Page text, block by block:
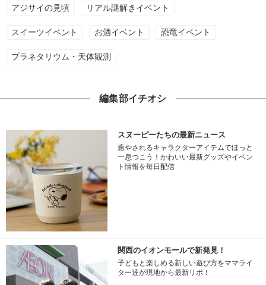
アジサイの見頃 リアル謎解きイベント
スイーツイベント お酒イベント 恐竜イベント
プラネタリウム・天体観測
編集部イチオシ
スヌーピーたちの最新ニュース
癒やされるキャラクターアイテムでほっと
一息つこう！かわいい最新グッズやイベン
ト情報を毎日配信
関西のイオンモールで新発見！
子どもと楽しめる新しい遊び方をママライ
ター達が現地から最新リポ！